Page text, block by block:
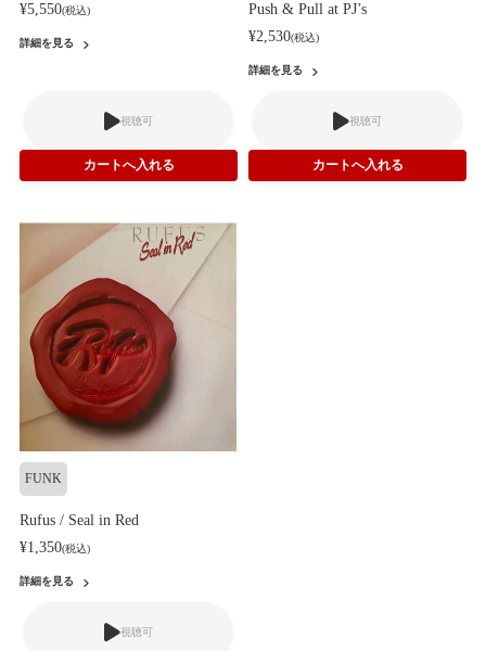
¥5,550(税込)
詳細を見る
視聴可
Push & Pull at PJ’s
¥2,530(税込)
詳細を見る
視聴可
FUNK
Rufus / Seal in Red
¥1,350(税込)
詳細を見る
視聴可